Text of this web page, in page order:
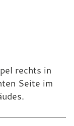
rechts in
Seite im